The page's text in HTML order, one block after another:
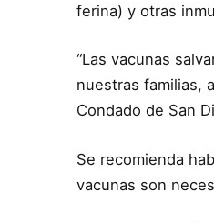
ferina) y otras
“Las vacunas
nuestras familias,
Condado de San
Se recomienda
vacunas son